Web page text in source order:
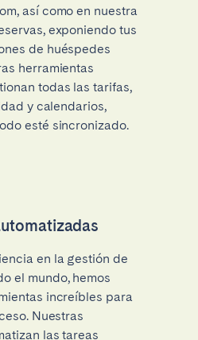
así como en nuestra
exponiendo tus
de huéspedes
herramientas
todas las tarifas,
y calendarios,
esté sincronizado.
en la gestión de
el mundo, hemos
increíbles para
Nuestras
las tareas